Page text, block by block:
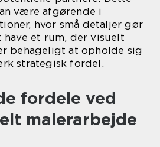
være afgørende i
hvor små detaljer gør
have et rum, der visuelt
behageligt at opholde sig
strategisk fordel.
fordele ved
malerarbejde